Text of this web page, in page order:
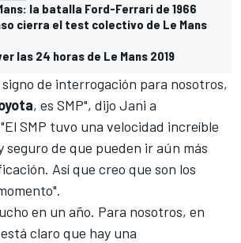
la batalla Ford-Ferrari de 1966
cierra el test colectivo de Le Mans
las 24 horas de Le Mans 2019
de interrogación para nosotros,
, es SMP", dijo Jani a
SMP tuvo una velocidad increíble
seguro de que pueden ir aún más
Así que creo que son los
en un año. Para nosotros, en
claro que hay una